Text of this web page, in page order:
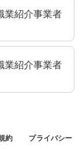
業紹介事業者
業紹介事業者
約
プライバシー